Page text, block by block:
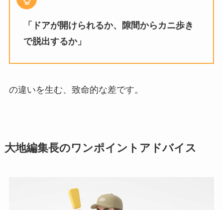
「ドアが開けられるか、隙間からカニ歩き
で脱出するか」
の違いを生む、致命的な差です。
大地編集長のワンポイントアドバイス